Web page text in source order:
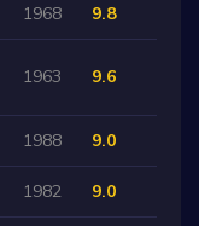
1968 9.8
1963 9.6
1988 9.0
1982 9.0